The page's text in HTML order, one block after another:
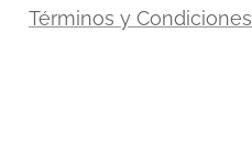
Términos y Condiciones